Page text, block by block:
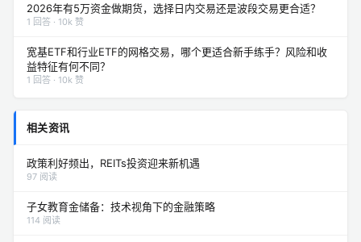
2026年有5万资金做期货，选择日内交易还是波段交易更合适？
1 回答 · 10k 赞
宽基ETF和行业ETF的网格交易，哪个更适合新手练手？风险和收
益特征有何不同？
1 回答 · 10k 赞
相关资讯
政策利好频出，REITs投资迎来新机遇
97 阅读
子女教育金储备：技术视角下的金融策略
114 阅读